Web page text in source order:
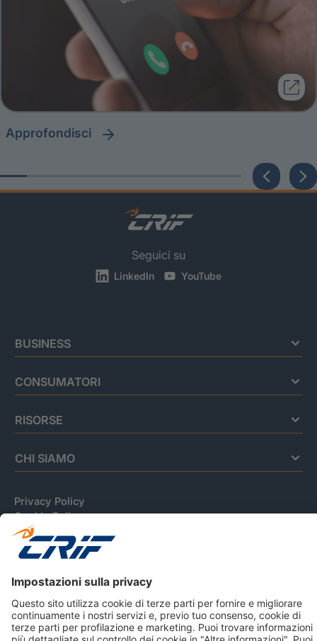
approfondisci
Seguici su
LinkedIn YouTube
BUSINESS
CONSUMATORI
RISORSE
CHI SIAMO
Privacy Policy
Cookie Policy
Informativa Dati Personali
CRIF Business Ethics
Accessibilità
Informativa Privacy Relativa Al Sistema Di Informazioni
Creditizie